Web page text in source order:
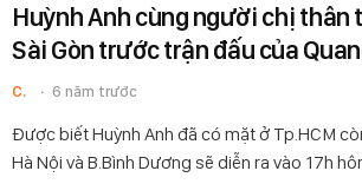
Huỳnh Anh cùng người chị thân
Sài Gòn trước trận đấu của
C. 6 năm trước
Được biết Huỳnh Anh đã có mặt ở Tp.HCM
Hà Nội và B.Bình Dương sẽ diễn ra vào 17h